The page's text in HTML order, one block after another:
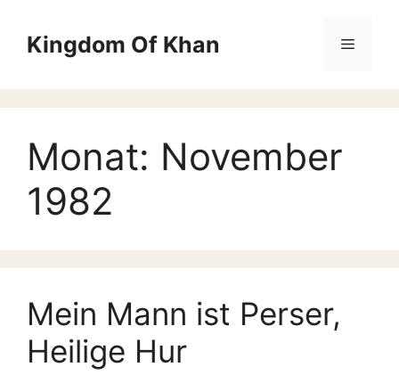
Inhalt
springen
Kingdom Of Khan Menü
Monat: November
1982
Mein Mann ist Perser,
Heilige Hur
September 2004
März 2002
Mai 2001
Mai 2000
Februar 1999
Januar 1999
November 1998